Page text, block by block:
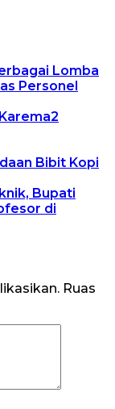
Lomba
Personel
Bibit Kopi
Bupati
di
Ruas